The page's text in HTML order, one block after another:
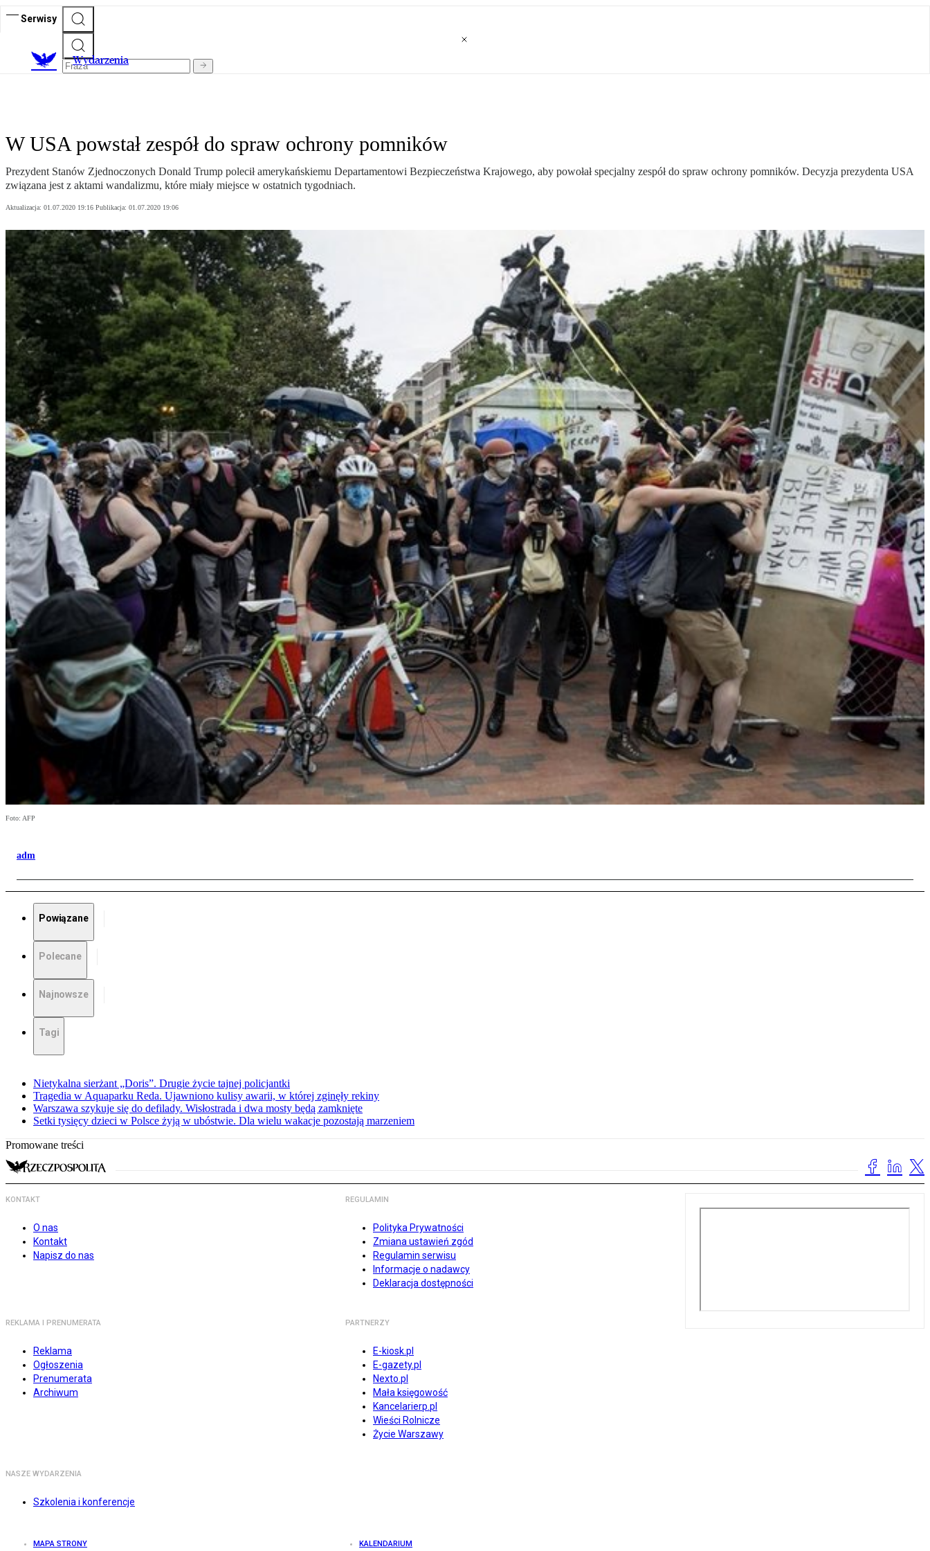
Serwisy
Wydarzenia
W USA powstał zespół do spraw ochrony pomników
Prezydent Stanów Zjednoczonych Donald Trump polecił amerykańskiemu Departamentowi Bezpieczeństwa Krajowego, aby powołał specjalny zespół do spraw ochrony pomników. Decyzja prezydenta USA
związana jest z aktami wandalizmu, które miały miejsce w ostatnich tygodniach.
Aktualizacja: 01.07.2020 19:16 Publikacja: 01.07.2020 19:06
Foto: AFP
adm
Powiązane
Polecane
Najnowsze
Tagi
Nietykalna sierżant „Doris”. Drugie życie tajnej policjantki
Tragedia w Aquaparku Reda. Ujawniono kulisy awarii, w której zginęły rekiny
Warszawa szykuje się do defilady. Wisłostrada i dwa mosty będą zamknięte
Setki tysięcy dzieci w Polsce żyją w ubóstwie. Dla wielu wakacje pozostają marzeniem
Promowane treści
KONTAKT
O nas
Kontakt
Napisz do nas
REGULAMIN
Polityka Prywatności
Zmiana ustawień zgód
Regulamin serwisu
Informacje o nadawcy
Deklaracja dostępności
REKLAMA I PRENUMERATA
Reklama
Ogłoszenia
Prenumerata
Archiwum
PARTNERZY
E-kiosk.pl
E-gazety.pl
Nexto.pl
Mała księgowość
Kancelarierp.pl
Wieści Rolnicze
Życie Warszawy
NASZE WYDARZENIA
Szkolenia i konferencje
MAPA STRONY KALENDARIUM